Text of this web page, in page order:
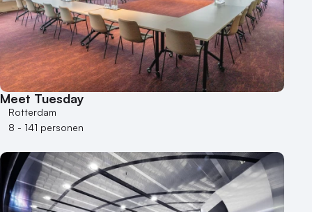
Vraag locatie aan
Locatiegids
Meld locatie aan
Nieuws
Reviews (5⭐️)
Contact
Meet Tuesday
Rotterdam
8 - 141 personen